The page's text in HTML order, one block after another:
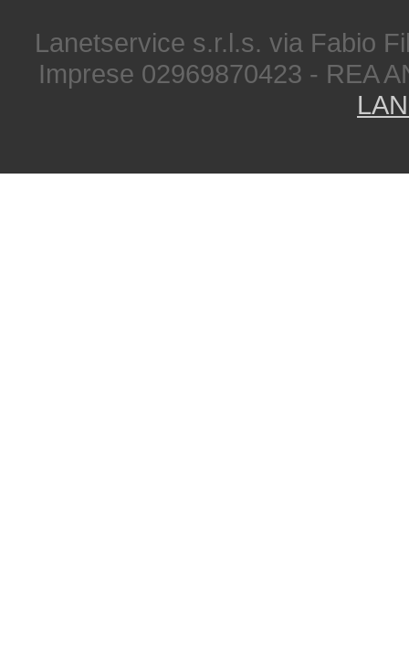
Lanetservice s.r.l.s. via Fabio
Imprese 02969870423 - REA